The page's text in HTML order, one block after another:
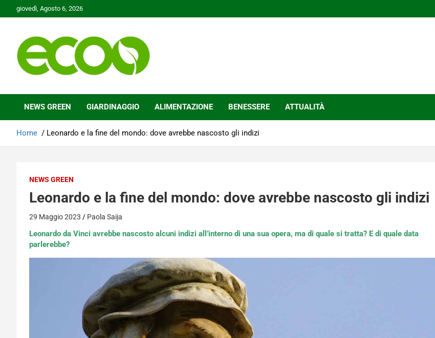
to
giovedì, Agosto 6, 2026
Ecoo.it
NEWS GREEN GIARDINAGGIO ALIMENTAZIONE BENESSERE ATTUALITÀ
Home Leonardo e la fine del mondo: dove avrebbe nascosto gli indizi
NEWS GREEN
Leonardo e la fine del mondo: dove avrebbe nascosto gli indizi
29 Maggio 2023 Paola Saija
Leonardo da Vinci avrebbe nascosto alcuni indizi all’interno di una sua opera, ma di quale si tratta? E di quale data
parlerebbe?